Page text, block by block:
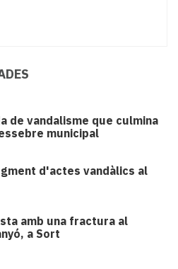
de vandalisme que culmina
municipal
d'actes vandàlics al
amb una fractura al
a Sort